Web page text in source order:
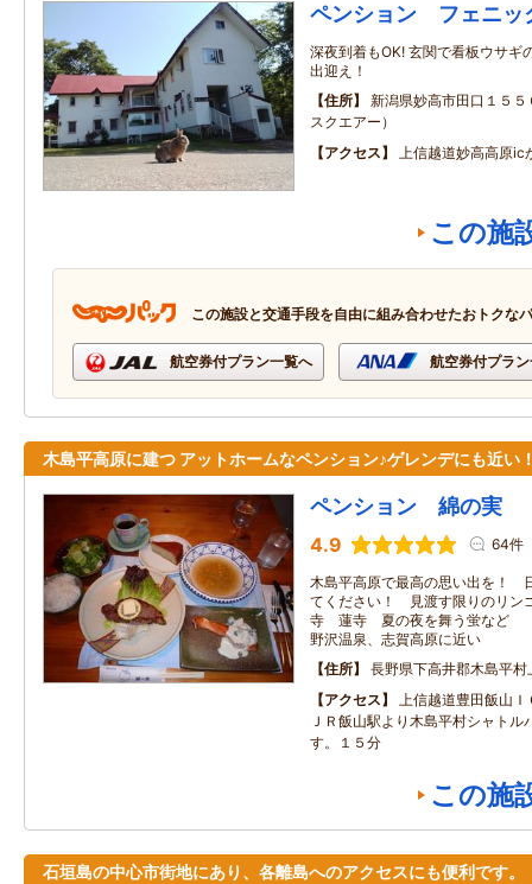
ペンション フェニッ
深夜到着もOK! 玄関で看板ウサギ
出迎え！
住所
新潟県妙高市田口１５
スクエアー）
アクセス
上信越道妙高高原ic
この施
この施設と交通手段を自由に組み合わせたおトクな
航空券付プラン一覧へ 航空券付プラ
木島平高原に建つ アットホームなペンション♪ゲレンデにも近い
ペンション 綿の実
4.9 64件
木島平高原で最高の思い出を！
てください！ 見渡す限りのリ
寺 蓮寺 夏の夜を舞う蛍など
野沢温泉、志賀高原に近い
住所
長野県下高井郡木島平村
アクセス
上信越道豊田飯山
ＪＲ飯山駅より木島平村シャトル
す。１５分
この施
石垣島の中心市街地にあり、各離島へのアクセスにも便利です。